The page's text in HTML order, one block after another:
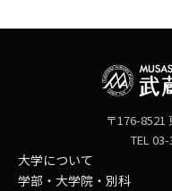
〒176-8521
TEL
大学について
学部・大学院・別科